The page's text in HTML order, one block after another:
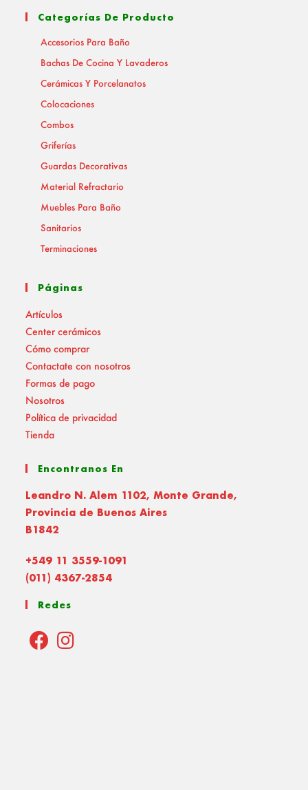
Categorías De Producto
Accesorios Para Baño
Bachas De Cocina Y Lavaderos
Cerámicas Y Porcelanatos
Colocaciones
Combos
Griferías
Guardas Decorativas
Material Refractario
Muebles Para Baño
Sanitarios
Terminaciones
Páginas
Artículos
Center cerámicos
Cómo comprar
Contactate con nosotros
Formas de pago
Nosotros
Política de privacidad
Tienda
Encontranos En
Leandro N. Alem 1102, Monte Grande,
Provincia de Buenos Aires
B1842
+549 11 3559-1091
(011) 4367-2854
Redes